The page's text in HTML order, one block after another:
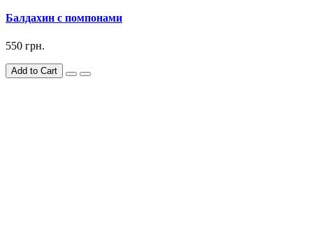
Балдахин c помпонами
550 грн.
Add to Cart